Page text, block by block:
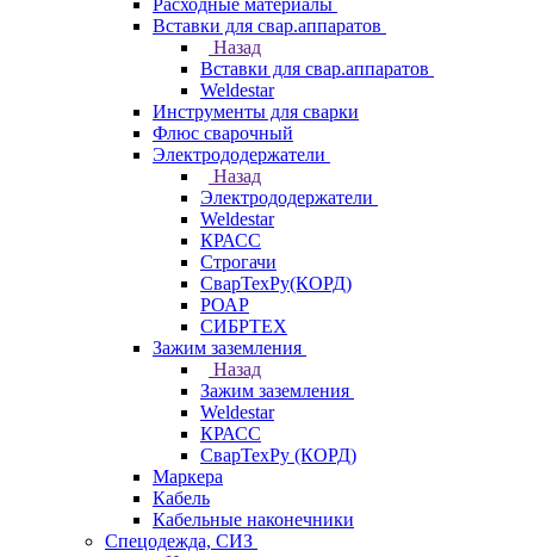
Расходные материалы
Вставки для свар.аппаратов
Назад
Вставки для свар.аппаратов
Weldestar
Инструменты для сварки
Флюс сварочный
Электрододержатели
Назад
Электрододержатели
Weldestar
КРАСС
Строгачи
СварТехРу(КОРД)
РОАР
СИБРТЕХ
Зажим заземления
Назад
Зажим заземления
Weldestar
КРАСС
СварТехРу (КОРД)
Маркера
Кабель
Кабельные наконечники
Спецодежда, СИЗ